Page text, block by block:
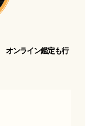
オンライン鑑定も行